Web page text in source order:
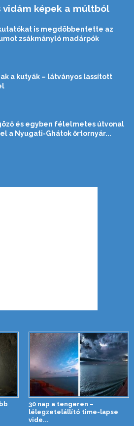
vidám képek a múltból
is megdöbbentette az
zsákmányló madárpók
a kutyák – látványos lassított
és egyben félelmetes útvonal
a Nyugati-Ghátok őrtornyár...
30 nap a tengeren –
lélegzetelállító time-lapse
vide...